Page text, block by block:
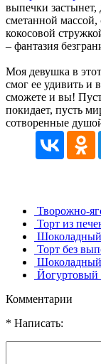
выпечки застынет,
сметанной
кокосовой
– фантазия
Моя девушка в
смог ее удивить и
сможете и вы!
покидает, пусть
сотворенные
Творожно-
Торт из
Шоколадный
Торт без
Шоколадный
Йогуртовый
Комментарии
* Написать: